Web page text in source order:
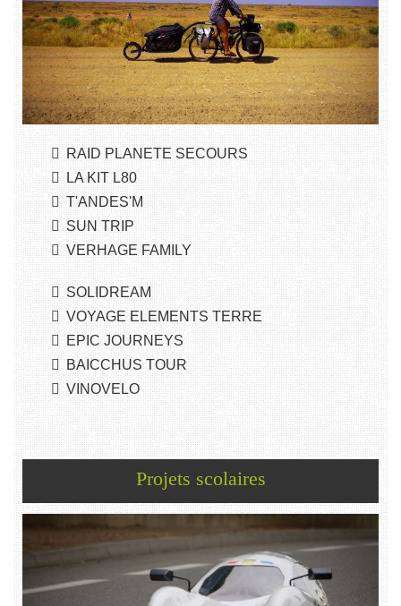
RAID PLANETE SECOURS
LA KIT L80
T'ANDES'M
SUN TRIP
VERHAGE FAMILY
SOLIDREAM
VOYAGE ELEMENTS TERRE
EPIC JOURNEYS
BAICCHUS TOUR
VINOVELO
Projets scolaires